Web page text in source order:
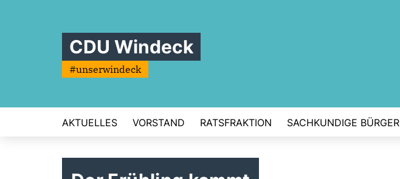
CDU Windeck
#unserwindeck
AKTUELLES VORSTAND RATSFRAKTION SACHKUNDIGE BÜRGER